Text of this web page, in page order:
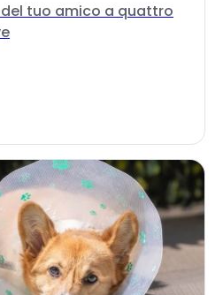
tuo amico a quattro